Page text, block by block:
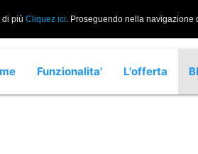
di più Cliquez ici. Proseguendo nella navigazione
Funzionalita' L'offerta